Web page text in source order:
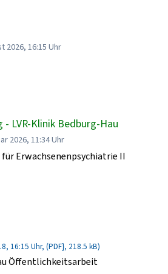
2026, 16:15 Uhr
LVR-Klinik Bedburg-Hau
2026, 11:34 Uhr
Erwachsenenpsychiatrie II
16:15 Uhr, (PDF}, 218.5 kB)
Öffentlichkeitsarbeit